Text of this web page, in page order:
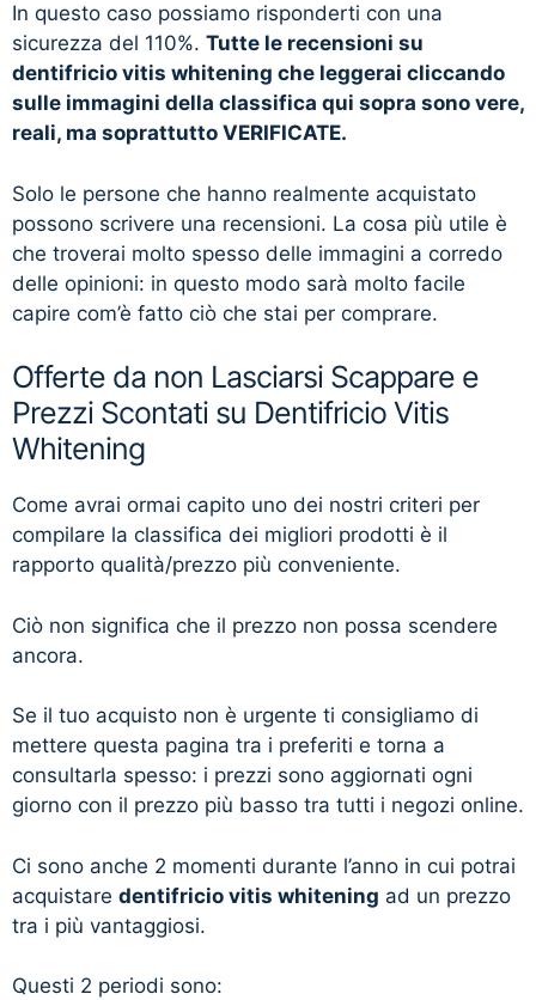
In questo caso possiamo risponderti con una
sicurezza del 110%. Tutte le recensioni su
dentifricio vitis whitening che leggerai cliccando
sulle immagini della classifica qui sopra sono vere,
reali, ma soprattutto VERIFICATE.
Solo le persone che hanno realmente acquistato
possono scrivere una recensioni. La cosa più utile è
che troverai molto spesso delle immagini a corredo
delle opinioni: in questo modo sarà molto facile
capire com’è fatto ciò che stai per comprare.
Offerte da non Lasciarsi Scappare e
Prezzi Scontati su Dentifricio Vitis
Whitening
Come avrai ormai capito uno dei nostri criteri per
compilare la classifica dei migliori prodotti è il
rapporto qualità/prezzo più conveniente.
Ciò non significa che il prezzo non possa scendere
ancora.
Se il tuo acquisto non è urgente ti consigliamo di
mettere questa pagina tra i preferiti e torna a
consultarla spesso: i prezzi sono aggiornati ogni
giorno con il prezzo più basso tra tutti i negozi online.
Ci sono anche 2 momenti durante l’anno in cui potrai
acquistare dentifricio vitis whitening ad un prezzo
tra i più vantaggiosi.
Questi 2 periodi sono: